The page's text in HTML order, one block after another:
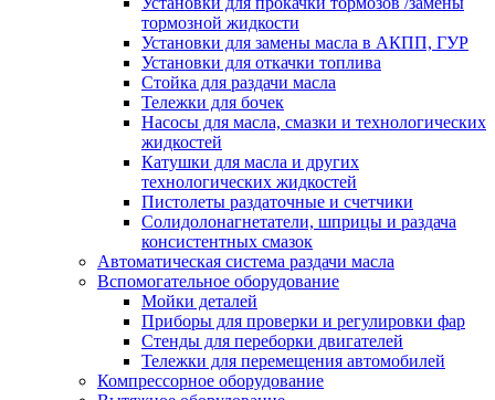
тормозной жидкости
Установки для замены масла в АКПП, ГУР
Установки для откачки топлива
Стойка для раздачи масла
Тележки для бочек
Насосы для масла, смазки и технологических
жидкостей
Катушки для масла и других
технологических жидкостей
Пистолеты раздаточные и счетчики
Солидолонагнетатели, шприцы и раздача
консистентных смазок
Автоматическая система раздачи масла
Вспомогательное оборудование
Мойки деталей
Приборы для проверки и регулировки фар
Стенды для переборки двигателей
Тележки для перемещения автомобилей
Компрессорное оборудование